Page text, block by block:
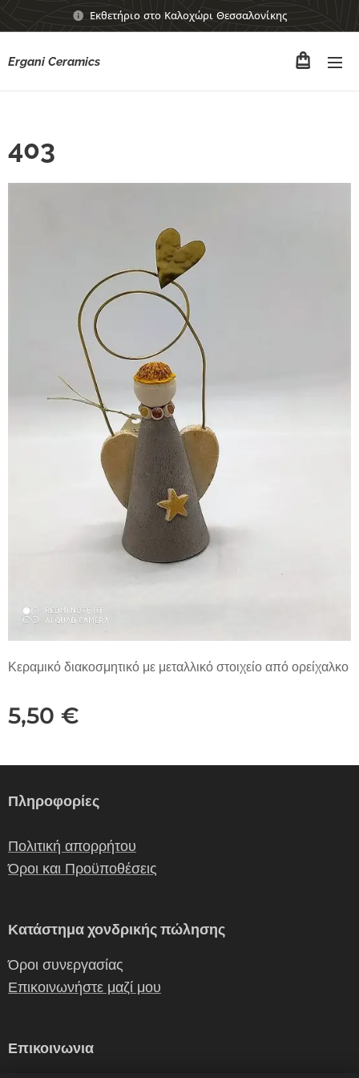
Εκθετήριο στο Καλοχώρι Θεσσαλονίκης
Ergani Ceramics
403
Κεραμικό διακοσμητικό με μεταλλικό στοιχείο από ορείχαλκο
5,50 €
Πληροφορίες
Πολιτική απορρήτου
Όροι και Προϋποθέσεις
Κατάστημα χονδρικής πώλησης
Όροι συνεργασίας
Επικοινωνήστε μαζί μου
Επικοινωνια